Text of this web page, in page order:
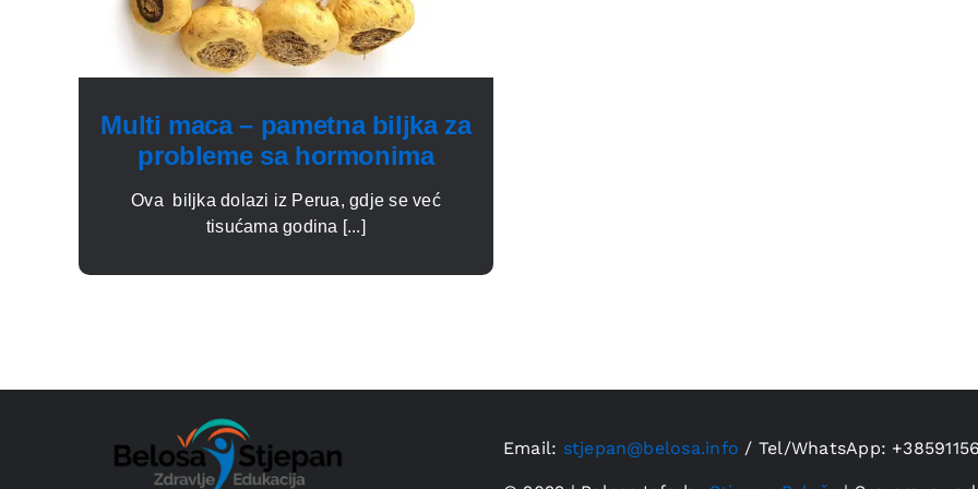
Multi maca – pametna biljka za
probleme sa hormonima
Ova biljka dolazi iz Perua, gdje se već
tisućama godina [...]
Email: stjepan@belosa.info / Tel/WhatsApp: